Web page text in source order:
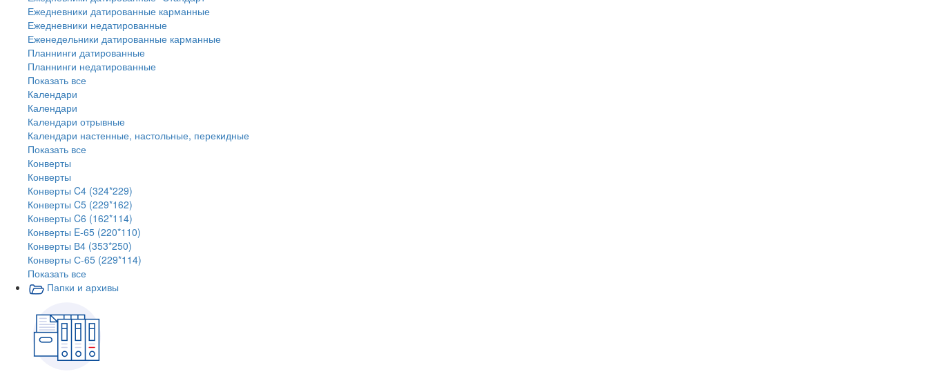
Ежедневники датированные карманные
Ежедневники недатированные
Еженедельники датированные карманные
Планнинги датированные
Планнинги недатированные
Показать все
Календари
Календари
Календари отрывные
Календари настенные, настольные, перекидные
Показать все
Конверты
Конверты
Конверты C4 (324*229)
Конверты C5 (229*162)
Конверты C6 (162*114)
Конверты E-65 (220*110)
Конверты В4 (353*250)
Конверты С-65 (229*114)
Показать все
Папки и архивы